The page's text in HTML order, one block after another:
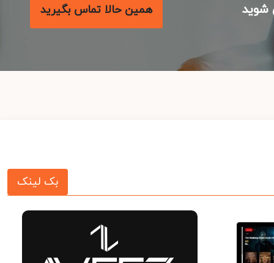
همین حالا تماس بگیرید
بک لینک